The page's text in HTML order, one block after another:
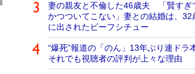
妻の親友と不倫した46歳夫 「賢すぎ
かつついてこない」妻との結婚は、32
に出されたビーフシチュー
“爆死”報道の「のん」13年ぶり連ド
それでも視聴者の評判が上々な理由